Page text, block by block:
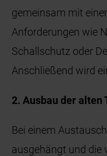
gemeinsam mit
Anforderungen wie
Schallschutz oder
Anschließend wird
2. Ausbau der alten
Bei einem
ausgehängt und die